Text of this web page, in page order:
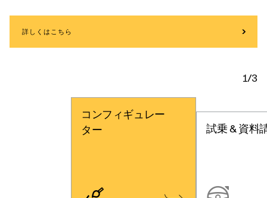
詳しくはこちら
1/3
コンフィギュレー
ター
試乗 & 資料